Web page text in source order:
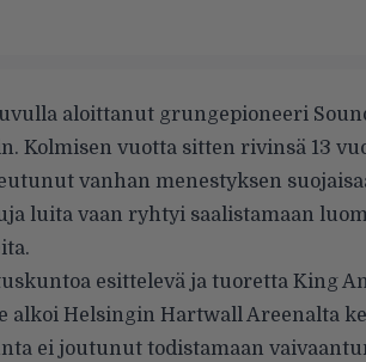
aloittanut grungepioneeri
Kolmisen vuotta sitten rivinsä 13
vanhan menestyksen
luita vaan ryhtyi saalistamaan
esittelevä ja tuoretta King
alkoi Helsingin Hartwall Areenalta
ei joutunut todistamaan